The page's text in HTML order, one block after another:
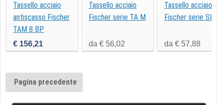
Tassello acciaio
antiscasso Fischer
TAM 8 BP
€ 156,21
Tassello acciaio
Fischer serie TA M
da € 56,02
Tassello acciaio
Fischer serie
da € 57,88
Pagina precedente